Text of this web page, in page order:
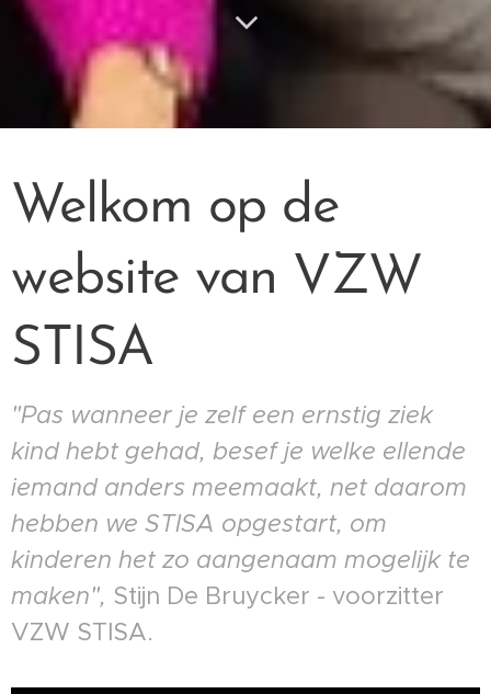
Welkom op de
website van VZW
STISA
"Pas wanneer je zelf een ernstig ziek
kind hebt gehad, besef je welke ellende
iemand anders meemaakt, net daarom
hebben we STISA opgestart, om
kinderen het zo aangenaam mogelijk te
maken", Stijn De Bruycker - voorzitter
VZW STISA.